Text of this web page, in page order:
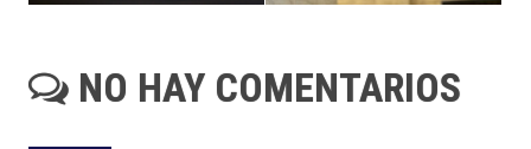
NO HAY COMENTARIOS